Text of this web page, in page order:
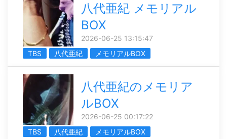
八代亜紀 メモリアル
BOX
2026-06-25 13:15:47
TBS
八代亜紀 メモリアルBOX
八代亜紀のメモリア
ルBOX
2026-06-25 00:17:22
TBS
八代亜紀 メモリアルBOX